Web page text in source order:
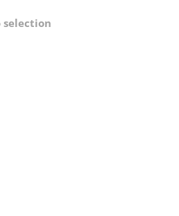
selection